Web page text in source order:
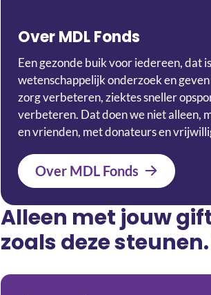
Over MDL Fonds
Een gezonde buik voor iedereen, dat
wetenschappelijk onderzoek en
zorg verbeteren, ziektes sneller
verbeteren. Dat doen we niet alleen,
en vrienden, met donateurs en
Over MDL Fonds
Alleen met jouw
zoals deze